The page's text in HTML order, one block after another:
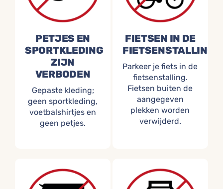
PETJES EN
SPORTKLEDING
ZIJN
VERBODEN
Gepaste kleding;
geen sportkleding,
voetbalshirtjes en
geen petjes.
FIETSEN IN DE
FIETSENSTALLING
Parkeer je fiets in de
fietsenstalling.
Fietsen buiten de
aangegeven
plekken worden
verwijderd.